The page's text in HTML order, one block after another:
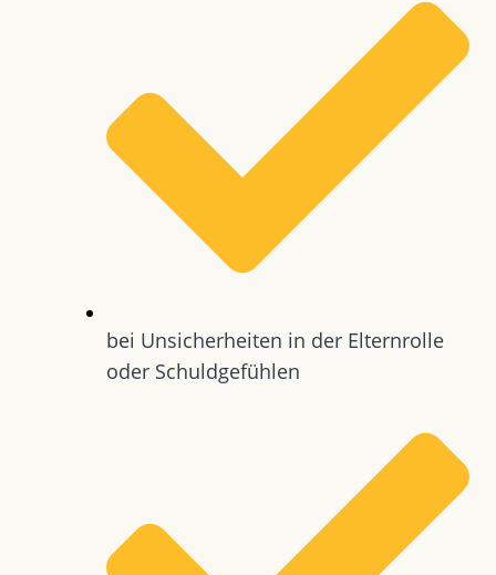
bei Unsicherheiten in der Elternrolle
oder Schuldgefühlen